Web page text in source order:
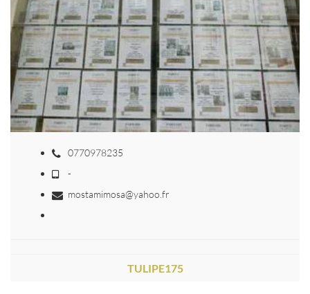
0770978235
-
mostamimosa@yahoo.fr
TULIPE175